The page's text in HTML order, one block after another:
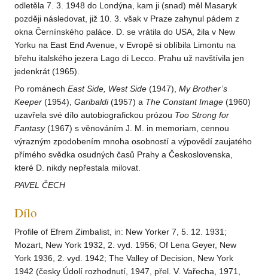
odletěla 7. 3. 1948 do Londýna, kam ji (snad) měl Masaryk
později následovat, již 10. 3. však v Praze zahynul pádem z
okna Černínského paláce. D. se vrátila do USA, žila v New
Yorku na East End Avenue, v Evropě si oblíbila Limontu na
břehu italského jezera Lago di Lecco. Prahu už navštívila jen
jedenkrát (1965).
Po románech East Side, West Side (1947), My Brother’s
Keeper (1954), Garibaldi(1957) a The Constant Image (1960)
uzavřela své dílo autobiografickou prózou Too Strong for
Fantasy(1967) s věnováním J. M. in memoriam, cennou
výrazným zpodobením mnoha osobností a výpovědí zaujatého
přímého svědka osudných časů Prahy a Československa,
které D. nikdy nepřestala milovat.
PAVEL ČECH
Dílo
Profile of Efrem Zimbalist, in: New Yorker 7, 5. 12. 1931;
Mozart, New York 1932, 2. vyd. 1956; Of Lena Geyer, New
York 1936, 2. vyd. 1942; The Valley of Decision, New York
1942 (česky Údolí rozhodnutí, 1947, přel. V. Vařecha, 1971,